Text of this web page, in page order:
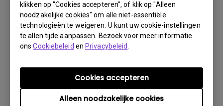
klikken op "Cookies accepteren", of klik op "Alleen
noodzakelijke cookies" om alle niet-essentiële
technologieën te weigeren. U kunt uw cookie-instellingen
te allen tijde aanpassen. Bezoek voor meer informatie
onsCookiebeleid en Privacybeleid
Alleen noodzakelijke cookies
Cookies accepteren
het probleem op te lossen of vaststellen dat het
product defect is.Zodra door de medewerker die u
bijstaat, is vastgesteld dat het product defect is, zal
er een RMA-nummer voor uw product worden
uitgegeven.U moet het product retourneren aan BenQ,
tenzij u instructies met een andere strekking ontvangt
van BenQ en het moet retourneren aan een officiële
BenQ Service-provider. Is uw product afgeleverd met
fysieke schade, dan verzoeken wij u van tevoren de